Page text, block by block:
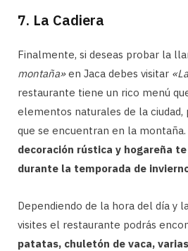
7. La Cadiera
Finalmente, si deseas probar la
montaña»en Jaca debes visitar
restaurante tiene un rico menú
elementos naturales de la
que se encuentran en la montaña.
decoración rústica y hogareña
durante la temporada de
Dependiendo de la hora del día y
visites el restaurante podrás
patatas, chuletón de vaca,